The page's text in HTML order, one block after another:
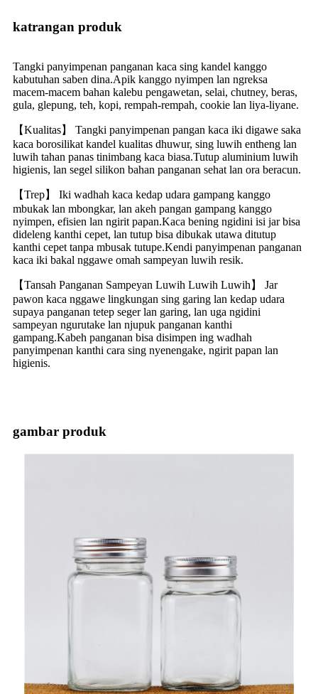
katrangan produk
Tangki panyimpenan panganan kaca sing kandel kanggo
kabutuhan saben dina.Apik kanggo nyimpen lan ngreksa
macem-macem bahan kalebu pengawetan, selai, chutney, beras,
gula, glepung, teh, kopi, rempah-rempah, cookie lan liya-liyane.
【Kualitas】 Tangki panyimpenan pangan kaca iki digawe saka
kaca borosilikat kandel kualitas dhuwur, sing luwih entheng lan
luwih tahan panas tinimbang kaca biasa.Tutup aluminium luwih
higienis, lan segel silikon bahan panganan sehat lan ora beracun.
【Trep】 Iki wadhah kaca kedap udara gampang kanggo
mbukak lan mbongkar, lan akeh pangan gampang kanggo
nyimpen, efisien lan ngirit papan.Kaca bening ngidini isi jar bisa
dideleng kanthi cepet, lan tutup bisa dibukak utawa ditutup
kanthi cepet tanpa mbusak tutupe.Kendi panyimpenan panganan
kaca iki bakal nggawe omah sampeyan luwih resik.
【Tansah Panganan Sampeyan Luwih Luwih Luwih】 Jar
pawon kaca nggawe lingkungan sing garing lan kedap udara
supaya panganan tetep seger lan garing, lan uga ngidini
sampeyan ngurutake lan njupuk panganan kanthi
gampang.Kabeh panganan bisa disimpen ing wadhah
panyimpenan kanthi cara sing nyenengake, ngirit papan lan
higienis.
gambar produk